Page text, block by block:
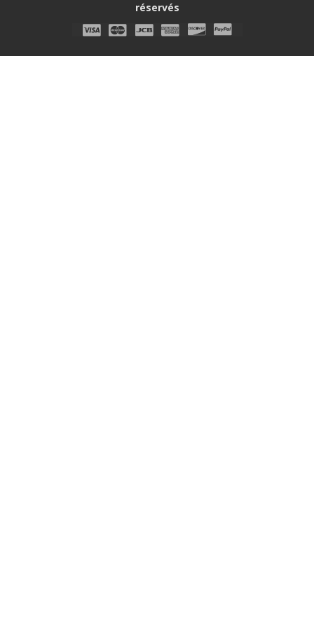
réservés